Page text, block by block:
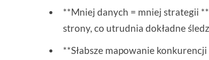
**Mniej danych = mniej strategii
strony, co utrudnia dokładne
**Słabsze mapowanie